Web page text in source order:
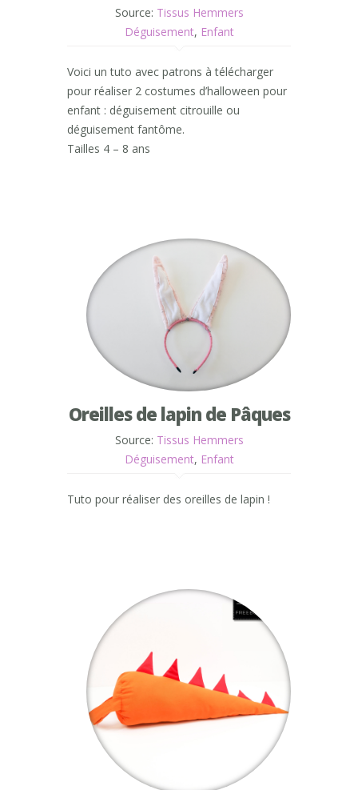
Source: Tissus Hemmers
Déguisement, Enfant
Voici un tuto avec patrons à télécharger
pour réaliser 2 costumes d’halloween pour
enfant : déguisement citrouille ou
déguisement fantôme.
Tailles 4 – 8 ans
Oreilles de lapin de Pâques
Source: Tissus Hemmers
Déguisement, Enfant
Tuto pour réaliser des oreilles de lapin !